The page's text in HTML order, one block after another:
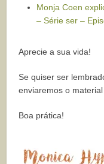
Monja Coen
– Série ser –
Aprecie a sua vida!
Se quiser ser
enviaremos o
Boa prática!